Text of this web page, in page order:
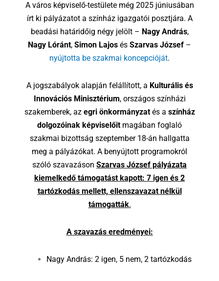
A város képviselő-testülete még 2025 júniusában
írt ki pályázatot a színház igazgatói posztjára. A
beadási határidőig négy jelölt – Nagy András,
Nagy Lóránt, Simon Lajos és Szarvas József –
nyújtotta be szakmai koncepcióját.
A jogszabályok alapján felállított, a Kulturális és
Innovációs Minisztérium, országos színházi
szakemberek, az egri önkormányzatés a színház
dolgozóinak képviselőit magában foglaló
szakmai bizottság szeptember 18-án hallgatta
meg a pályázókat. A benyújtott programokról
szóló szavazáson Szarvas József pályázata
kiemelkedő támogatást kapott: 7 igen és 2
tartózkodás mellett, ellenszavazat nélkül
támogatták.
A szavazás eredményei:
Nagy András: 2 igen, 5 nem, 2 tartózkodás